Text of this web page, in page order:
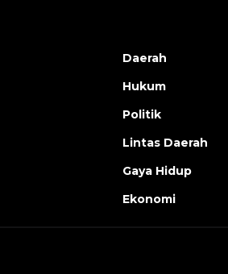
Daerah
Hukum
Politik
Lintas Daerah
Gaya Hidup
Ekonomi